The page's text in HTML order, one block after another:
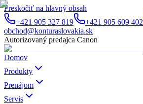
Preskočiť na hlavný obsah
+421 905 327 819
+421 905 609 402
obchod@konturaslovakia.sk
Autorizovaný predajca Canon
Domov
Produkty
Prenájom
Servis